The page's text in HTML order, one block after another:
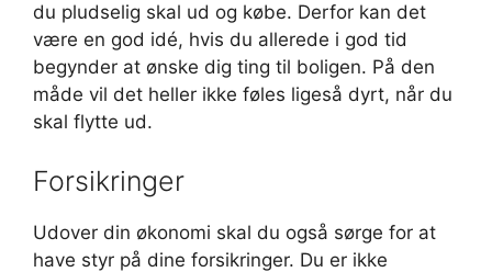
du pludselig skal ud og købe. Derfor kan det
være en god idé, hvis du allerede i god tid
begynder at ønske dig ting til boligen. På den
måde vil det heller ikke føles ligeså dyrt, når du
skal flytte ud.
Forsikringer
Udover din økonomi skal du også sørge for at
have styr på dine forsikringer. Du er ikke